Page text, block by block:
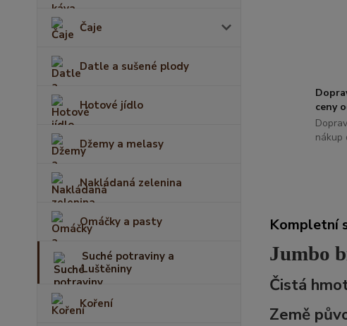
Čaje
Datle a sušené plody
Hotové jídlo
Džemy a melasy
Nakládaná zelenina
Omáčky a pasty
Suché potraviny a
Luštěniny
Koření
ceny
nákup
Kompletní
Jumbo
Čistá
Země